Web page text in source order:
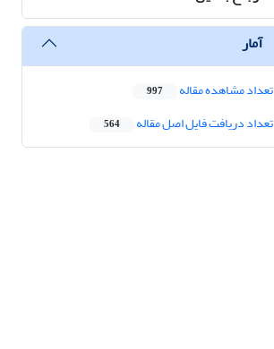
آمار
تعداد مشاهده مقاله 997
تعداد دریافت فایل اصل مقاله 564